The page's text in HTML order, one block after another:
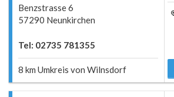
Benzstrasse 6
57290 Neunkirchen
Tel: 02735 781355
8 km Umkreis von Wilnsdorf